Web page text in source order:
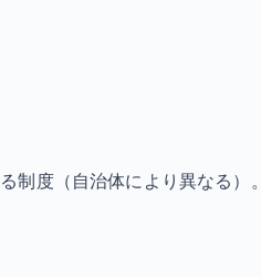
制度（自治体により異なる）。